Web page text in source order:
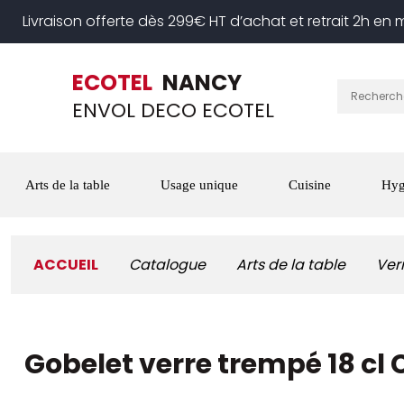
Livraison offerte dès 299€ HT d’achat et retrait 2h en
ECOTEL NANCY
ENVOL DECO ECOTEL
Arts de la table Usage unique Cuisine
ACCUEIL Catalogue Arts de la table
Gobelet verre trempé 18 cl